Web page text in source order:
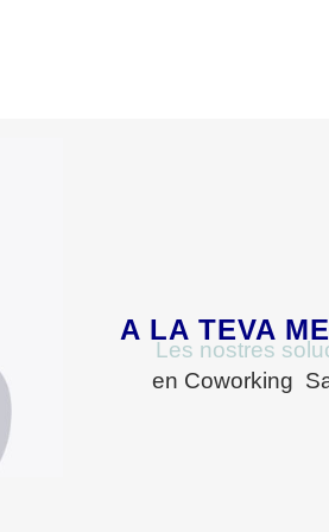
A LA TEVA
Les nostres
en Coworking